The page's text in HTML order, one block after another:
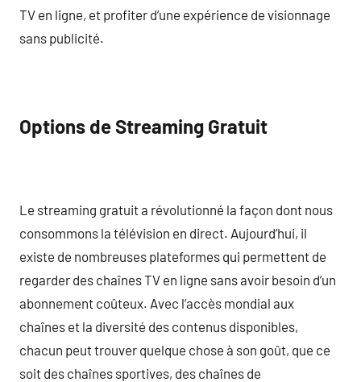
TV en ligne, et profiter d’une expérience de visionnage
sans publicité.
Options de Streaming Gratuit
Le streaming gratuit a révolutionné la façon dont nous
consommons la télévision en direct. Aujourd’hui, il
existe de nombreuses plateformes qui permettent de
regarder des chaînes TV en ligne sans avoir besoin d’un
abonnement coûteux. Avec l’accès mondial aux
chaînes et la diversité des contenus disponibles,
chacun peut trouver quelque chose à son goût, que ce
soit des chaînes sportives, des chaînes de